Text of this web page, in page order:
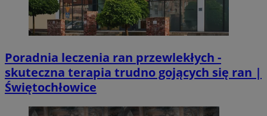
Poradnia leczenia ran przewlekłych -
skuteczna terapia trudno gojących się ran |
Świętochłowice